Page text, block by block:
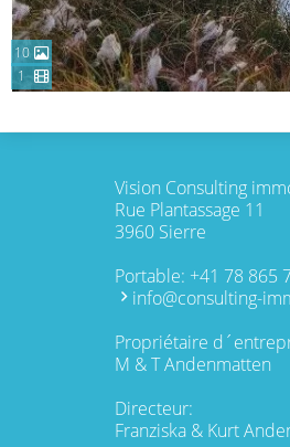
1
10
Vision Consulting
Rue Plantassage 11
3960 Sierre
Portable: +41 78 865
info@consulting-
Propriétaire
M & T Andenmatten
Directeur:
Franziska & Kurt